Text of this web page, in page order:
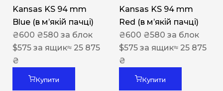
Kansas KS 94 mm
Blue (в мʼякій пачці)
₴600 ₴580 за блок
$575 за ящик≈ 25 875
₴
Купити
Kansas KS 94 mm
Red (в мʼякій пачці)
₴600 ₴580 за блок
$575 за ящик≈ 25 875
₴
Купити